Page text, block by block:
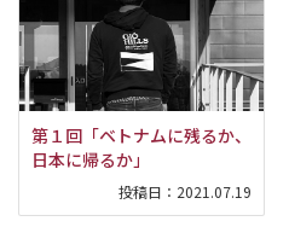
第１回「ベトナムに残るか、
日本に帰るか」
投稿日： 2021.07.19